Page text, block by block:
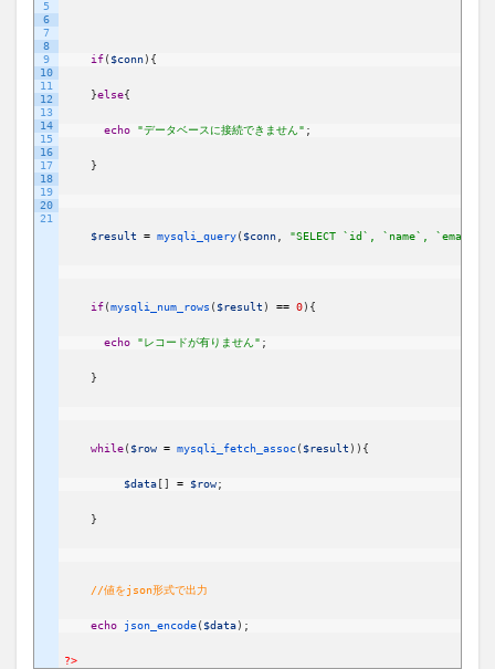
5
6
7
8
9
10
11
12
13
14
15
16
17
18
19
20
21
if( $conn) {
}else{
echo "データベースに接続できません" ;
}
$result = mysqli_query( $conn, "SELECT `id`, `name`, `email`
if(mysqli_num_rows ( $result ) == 0) {
echo "レコードが有りません" ;
}
while( $row = mysqli_fetch_assoc( $result ) ) {
$data [] = $row;
}
//値をjson形式で出力
echo json_encode( $data) ;
?>